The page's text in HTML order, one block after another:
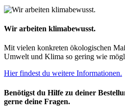
Wir arbeiten klimabewusst.
Mit vielen konkreten ökologischen
Umwelt und Klima so gering wie
Hier findest du weitere Informationen.
Benötigst du Hilfe zu deiner
gerne deine Fragen.